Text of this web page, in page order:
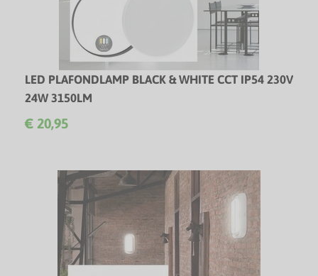
LED PLAFONDLAMP BLACK & WHITE CCT IP54 230V
24W 3150LM
& CCT-switch!
€ 20,95